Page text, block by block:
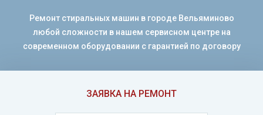
ЗАЯВКА НА РЕМОНТ
Ремонт стиральных машин в городе Вельяминово
любой сложности в нашем сервисном центре на
современном оборудовании с гарантией по договору